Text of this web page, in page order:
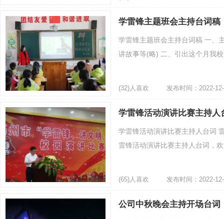
学雷锋主题班会主持台词稿
学雷锋主题班会主持台词稿 一、
讲故事等(略) 二、引出这个月我
(32)人喜欢 发布时间：2022-
学雷锋活动演讲比赛主持人
学雷锋活动演讲比赛主持人台词
雷锋活动演讲比赛主持人台词，
(65)人喜欢 发布时间：2022-
公司中秋晚会主持开场台词